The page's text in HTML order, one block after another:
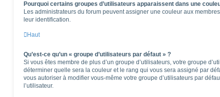
Pourquoi certains groupes d’utilisateurs apparaissent dans une
Les administrateurs du forum peuvent assigner une couleur aux
leur identification.
Haut
Qu’est-ce qu’un « groupe d’utilisateurs par défaut » ?
Si vous êtes membre de plus d’un groupe d’utilisateurs, votre groupe
déterminer quelle sera la couleur et le rang qui vous sera assigné par
vous autoriser à modifier vous-même votre groupe d’utilisateurs par
l’utilisateur.